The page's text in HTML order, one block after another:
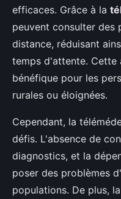
efficaces. Grâce à la
peuvent consulter des
distance, réduisant
temps d'attente. Cette
bénéfique pour les
rurales ou éloignées.
Cependant, la
défis. L'absence de
diagnostics, et la
poser des problèmes
populations. De plus,